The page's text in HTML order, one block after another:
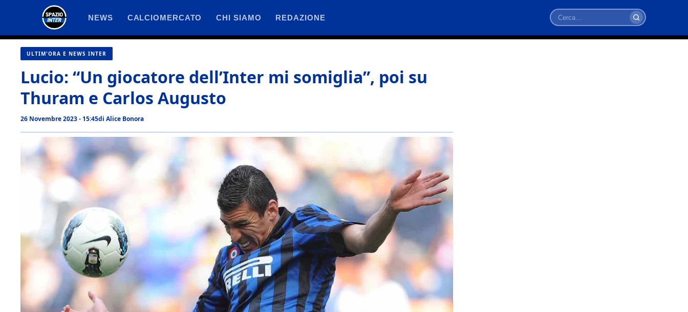
contenuto
NEWS CALCIOMERCATO CHI SIAMO REDAZIONE
Cerca
ULTIM'ORA E NEWS INTER
Lucio: “Un giocatore dell’Inter mi somiglia”, poi su
Thuram e Carlos Augusto
26 Novembre 2023 - 15:45di Alice Bonora